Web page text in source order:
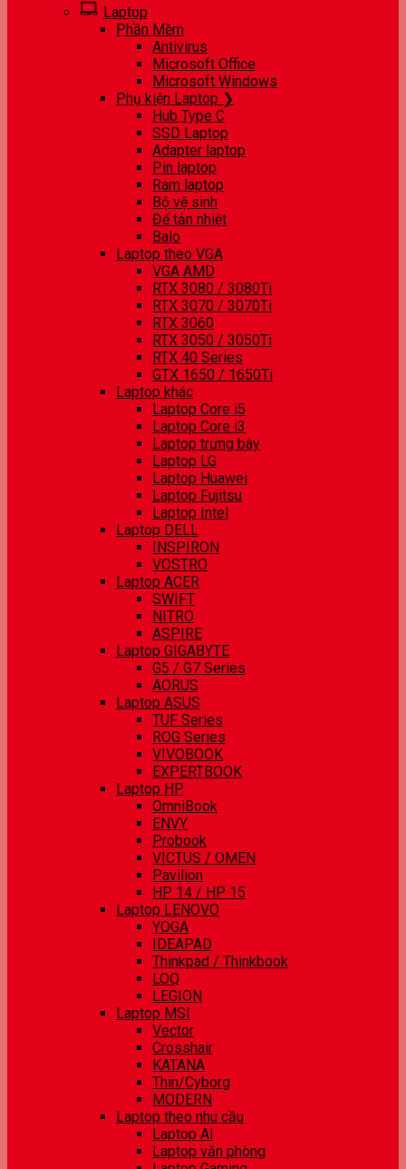
Laptop
Phần Mềm
Antivirus
Microsoft Office
Microsoft Windows
Phụ kiện Laptop ❯
Hub Type C
SSD Laptop
Adapter laptop
Pin laptop
Ram laptop
Bộ vệ sinh
Đế tản nhiệt
Balo
Laptop theo VGA
VGA AMD
RTX 3080 / 3080Ti
RTX 3070 / 3070Ti
RTX 3060
RTX 3050 / 3050Ti
RTX 40 Series
GTX 1650 / 1650Ti
Laptop khác
Laptop Core i5
Laptop Core i3
Laptop trưng bày
Laptop LG
Laptop Huawei
Laptop Fujitsu
Laptop Intel
Laptop DELL
INSPIRON
VOSTRO
Laptop ACER
SWIFT
NITRO
ASPIRE
Laptop GIGABYTE
G5 / G7 Series
AORUS
Laptop ASUS
TUF Series
ROG Series
VIVOBOOK
EXPERTBOOK
Laptop HP
OmniBook
ENVY
Probook
VICTUS / OMEN
Pavilion
HP 14 / HP 15
Laptop LENOVO
YOGA
IDEAPAD
Thinkpad / Thinkbook
LOQ
LEGION
Laptop MSI
Vector
Crosshair
KATANA
Thin/Cyborg
MODERN
Laptop theo nhu cầu
Laptop AI
Laptop văn phòng